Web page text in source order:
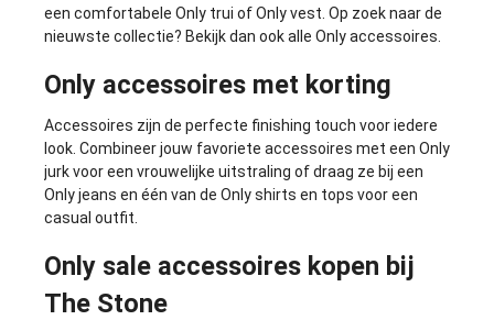
een comfortabele Only trui ofOnly vest . Op zoek naar de
nieuwste collectie? Bekijk dan ook alle Only accessoires
Only accessoires met korting
Accessoires zijn de perfecte finishing touch voor iedere
look. Combineer jouw favoriete accessoires met een Only
jurkvoor een vrouwelijke uitstraling of draag ze bij een
Only jeans en één van de Only shirts en tops voor een
casual outfit.
Only sale accessoires kopen bij
The Stone